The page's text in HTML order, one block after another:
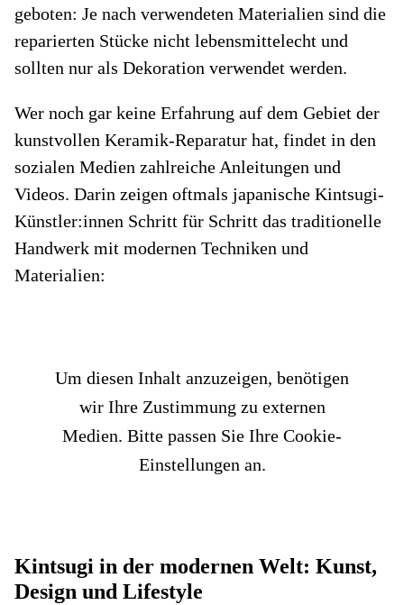
geboten: Je nach verwendeten Materialien sind die
reparierten Stücke nicht lebensmittelecht und
sollten nur als Dekoration verwendet werden.
Wer noch gar keine Erfahrung auf dem Gebiet der
kunstvollen Keramik-Reparatur hat, findet in den
sozialen Medien zahlreiche Anleitungen und
Videos. Darin zeigen oftmals japanische Kintsugi-
Künstler:innen Schritt für Schritt das traditionelle
Handwerk mit modernen Techniken und
Materialien:
Um diesen Inhalt anzuzeigen, benötigen
wir Ihre Zustimmung zu externen
Medien. Bitte passen Sie Ihre Cookie-
Einstellungen an.
Kintsugi in der modernen Welt: Kunst,
Design und Lifestyle